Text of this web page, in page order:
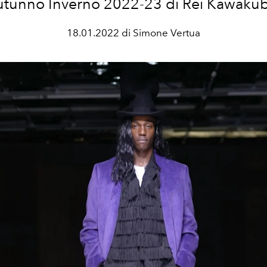
Inverno 2022-23 di Rei
18.01.2022 di Simone Vertua